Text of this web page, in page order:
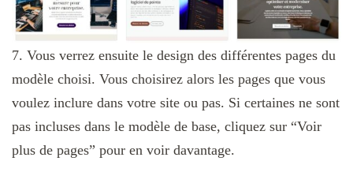
7. Vous verrez ensuite le design des différentes pages du
modèle choisi. Vous choisirez alors les pages que vous
voulez inclure dans votre site ou pas. Si certaines ne sont
pas incluses dans le modèle de base, cliquez sur “Voir
plus de pages” pour en voir davantage.